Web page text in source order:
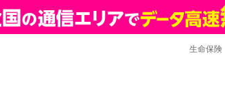
生命保険